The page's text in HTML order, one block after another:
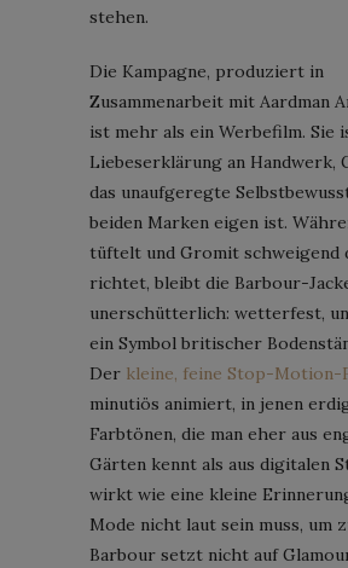
stehen.
Die Kampagne, produziert in
Zusammenarbeit mit Aardman
ist mehr als ein Werbefilm. Sie
Liebeserklärung an Handwerk,
das unaufgeregte
beiden Marken eigen ist.
tüftelt und Gromit schweigend
richtet, bleibt die Barbour-
unerschütterlich: wetterfest,
ein Symbol britischer
Der kleine, feine Stop-Motion-
minutiös animiert, in jenen
Farbtönen, die man eher aus
Gärten kennt als aus digitalen
wirkt wie eine kleine
Mode nicht laut sein muss, um
Barbour setzt nicht auf